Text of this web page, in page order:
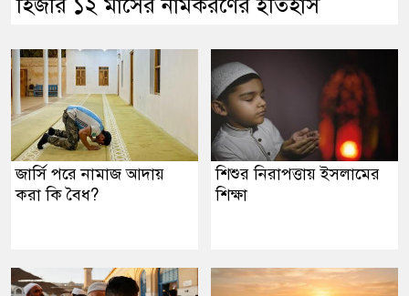
হিজরি ১২ মাসের নামকরণের ইতিহাস
জার্সি পরে নামাজ আদায়
করা কি বৈধ?
শিশুর নিরাপত্তায় ইসলামের
শিক্ষা